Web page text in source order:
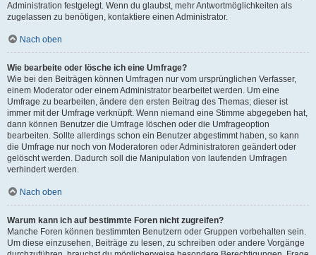
Administration festgelegt. Wenn du glaubst, mehr Antwortmöglichkeiten als
zugelassen zu benötigen, kontaktiere einen Administrator.
Nach oben
Wie bearbeite oder lösche ich eine Umfrage?
Wie bei den Beiträgen können Umfragen nur vom ursprünglichen Verfasser,
einem Moderator oder einem Administrator bearbeitet werden. Um eine
Umfrage zu bearbeiten, ändere den ersten Beitrag des Themas; dieser ist
immer mit der Umfrage verknüpft. Wenn niemand eine Stimme abgegeben hat,
dann können Benutzer die Umfrage löschen oder die Umfrageoption
bearbeiten. Sollte allerdings schon ein Benutzer abgestimmt haben, so kann
die Umfrage nur noch von Moderatoren oder Administratoren geändert oder
gelöscht werden. Dadurch soll die Manipulation von laufenden Umfragen
verhindert werden.
Nach oben
Warum kann ich auf bestimmte Foren nicht zugreifen?
Manche Foren können bestimmten Benutzern oder Gruppen vorbehalten sein.
Um diese einzusehen, Beiträge zu lesen, zu schreiben oder andere Vorgänge